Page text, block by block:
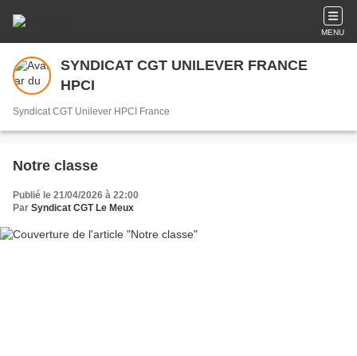
MENU
SYNDICAT CGT UNILEVER FRANCE
HPCI
Syndicat CGT Unilever HPCI France
Notre classe
Publié le 21/04/2026 à 22:00
Par Syndicat CGT Le Meux